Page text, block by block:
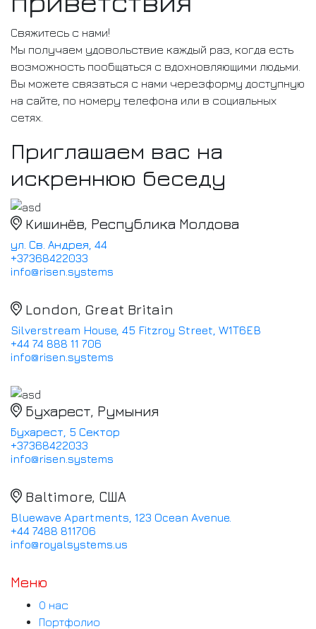
Свяжитесь с нами!
Мы получаем удовольствие каждый раз, когда есть
возможность пообщаться с вдохновляющими людьми.
Вы можете связаться с нами черезформу доступную
на сайте, по номеру телефона или в социальных
сетях.
Приглашаем вас на
искреннюю беседу
Кишинёв, Республика Молдова
ул. Св. Андрея, 44
+37368422033
info@risen.systems
London, Great Britain
Silverstream House, 45 Fitzroy Street, W1T6EB
+44 74 888 11 706
info@risen.systems
Бухарест, Румыния
Бухарест, 5 Сектор
+37368422033
info@risen.systems
Baltimore, США
Bluewave Apartments, 123 Ocean Avenue.
+44 7488 811706
info@royalsystems.us
Меню
О нас
Портфолио